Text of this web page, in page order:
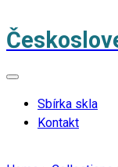
Sbírka skla
Kontakt